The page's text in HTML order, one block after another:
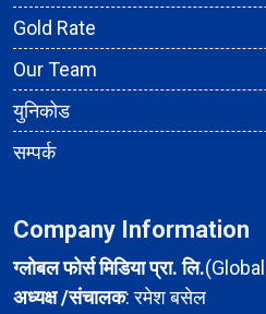
Gold Rate
Our Team
युनिकोड
सम्पर्क
Company Information
ग्लोबल फोर्स मिडिया प्रा. लि.
अध्यक्ष /संचालक: रमेश बसेल